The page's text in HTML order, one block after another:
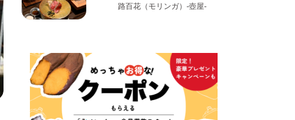
路百花（モリンガ）-壺屋-